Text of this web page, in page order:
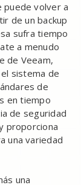
puede volver a
de un backup
sufra tiempo
a menudo
de Veeam,
sistema de
de
en tiempo
de seguridad
proporciona
una variedad
una